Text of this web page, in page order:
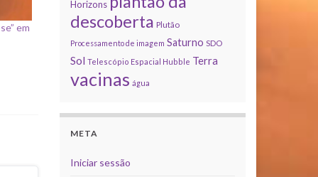
em
Horizons
descoberta Plutão
Processamento de imagem Saturno SDO
Sol Telescópio Espacial Hubble Terra
vacinas água
META
Iniciar sessão